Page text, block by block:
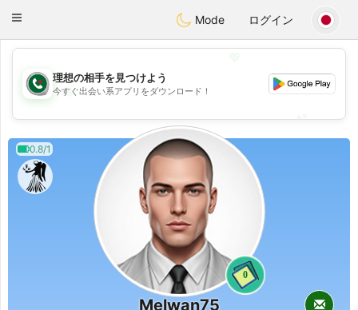
Weshrak
Toggle
Mode ログイン
💖
💕
理想の相手を見つけよう
今すぐ出会い系アプリをダウンロード！
0.8/1
0
Melwan75